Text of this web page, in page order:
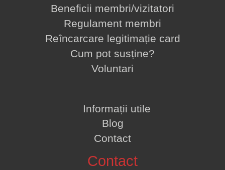
Beneficii membri/vizitatori
Regulament membri
Reîncarcare legitimație card
Cum pot susține?
Voluntari
Informații utile
Blog
Contact
Contact